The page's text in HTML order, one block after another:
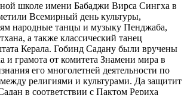
школе имени Бабаджи Вирса Сингха в
Всемирный день культуры,
народные танцы и музыку Пенджаба,
а также классический танец
Керала. Гобинд Садану были вручены
и грамота от комитета Знамени мира в
его многолетней деятельности по
религиями и культурами. Да защитит
в соответствии с Пактом Рериха